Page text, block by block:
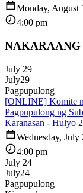
Monday, August
4:00 pm
July 29
July29
Pagpupulong
[ONLINE] Komite
Pagpupulong ng
Karanasan - Hulyo
Wednesday, July
4:00 pm
July 24
July24
Pagpupulong